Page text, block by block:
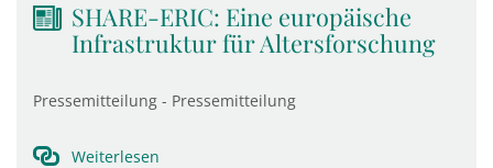
SHARE-ERIC: Eine europäische
Infrastruktur für Altersforschung
Pressemitteilung - Pressemitteilung
Weiterlesen